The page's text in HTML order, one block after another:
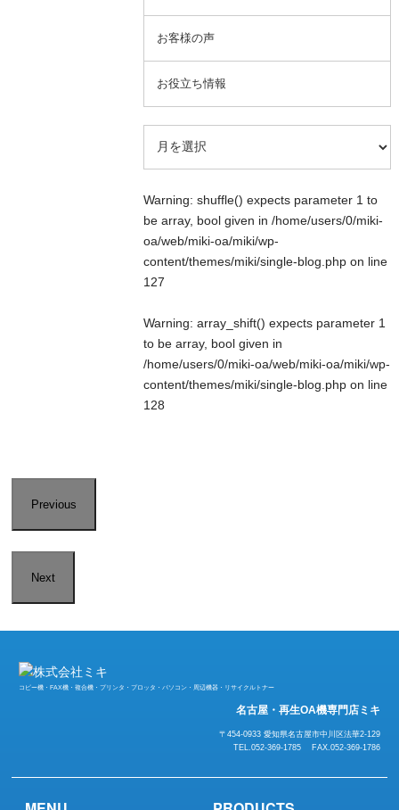
お客様の声
お役立ち情報
Warning: shuffle() expects parameter 1 to
be array, bool given in/home/users/0/miki-
oa/web/miki-oa/miki/wp-
content/themes/miki/single-blog.php on line
127
Warning: array_shift() expects parameter 1
to be array, bool given in
/home/users/0/miki-oa/web/miki-oa/miki/wp-
content/themes/miki/single-blog.php on line
128
Previous
Next
コピー機・FAX機・複合機・プリンタ・プロッタ・パソコン・周辺機器・リサイクルトナー
名古屋・再生OA機専門店ミキ
〒454-0933 愛知県名古屋市中川区法華2-129
TEL.052-369-1785 FAX.052-369-1786